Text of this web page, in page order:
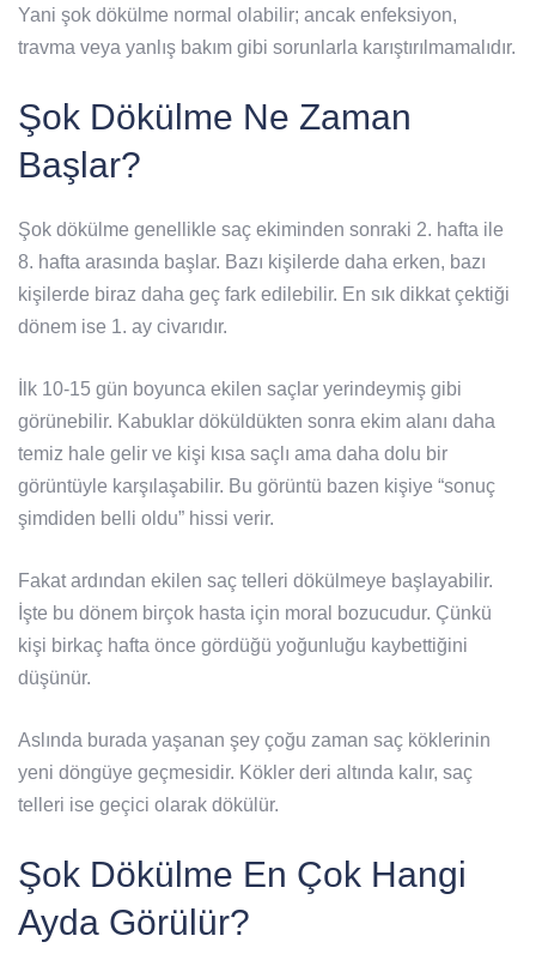
Yani şok dökülme normal olabilir; ancak enfeksiyon,
travma veya yanlış bakım gibi sorunlarla karıştırılmamalıdır.
Şok Dökülme Ne Zaman
Başlar?
Şok dökülme genellikle saç ekiminden sonraki 2. hafta ile
8. hafta arasında başlar. Bazı kişilerde daha erken, bazı
kişilerde biraz daha geç fark edilebilir. En sık dikkat çektiği
dönem ise 1. ay civarıdır.
İlk 10-15 gün boyunca ekilen saçlar yerindeymiş gibi
görünebilir. Kabuklar döküldükten sonra ekim alanı daha
temiz hale gelir ve kişi kısa saçlı ama daha dolu bir
görüntüyle karşılaşabilir. Bu görüntü bazen kişiye “sonuç
şimdiden belli oldu” hissi verir.
Fakat ardından ekilen saç telleri dökülmeye başlayabilir.
İşte bu dönem birçok hasta için moral bozucudur. Çünkü
kişi birkaç hafta önce gördüğü yoğunluğu kaybettiğini
düşünür.
Aslında burada yaşanan şey çoğu zaman saç köklerinin
yeni döngüye geçmesidir. Kökler deri altında kalır, saç
telleri ise geçici olarak dökülür.
Şok Dökülme En Çok Hangi
Ayda Görülür?